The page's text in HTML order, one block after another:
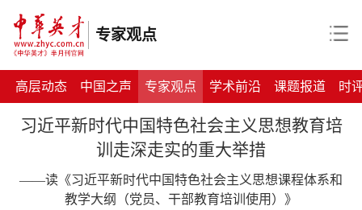
专家观点
高层动态 中国之声 专家观点 学术前沿 课题报道 时
习近平新时代中国特色社会主义思想教育培
训走深走实的重大举措
——读《习近平新时代中国特色社会主义思想课程体系和
教学大纲（党员、干部教育培训使用）》